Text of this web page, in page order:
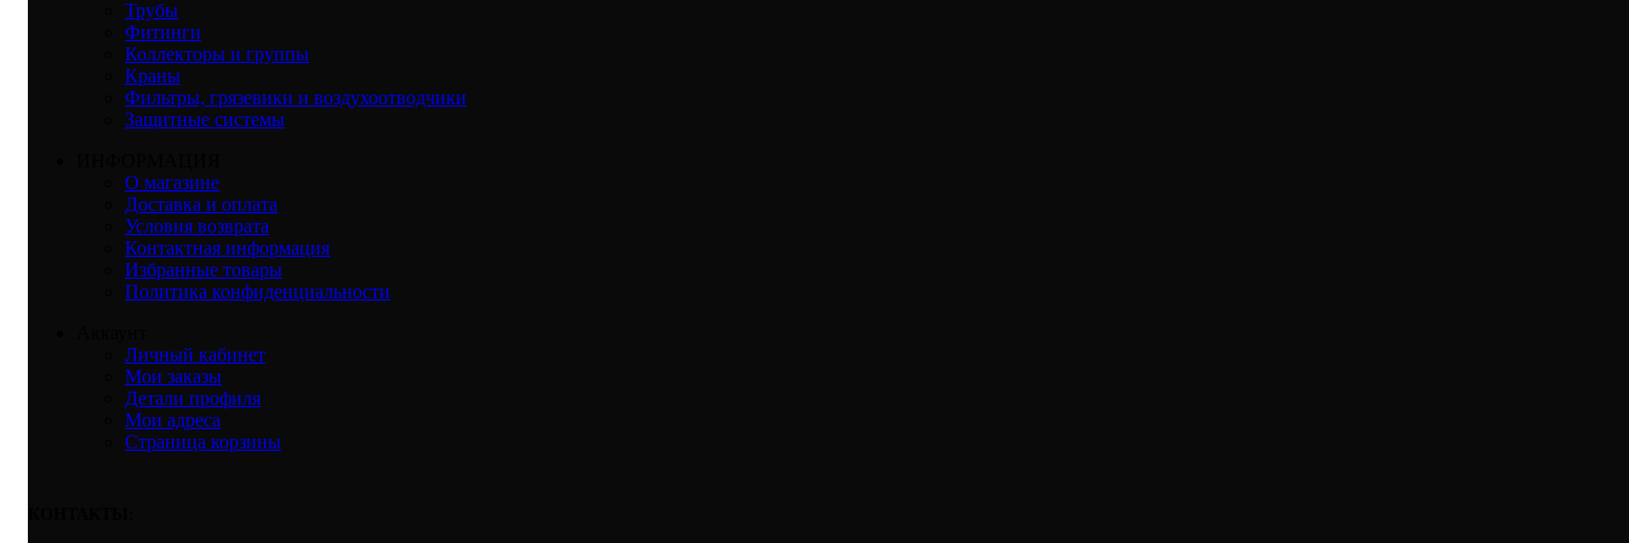
Трубы
Фитинги
Коллекторы и группы
Краны
Фильтры, грязевики и воздухоотводчики
Защитные системы
О магазине
Доставка и оплата
Условия возврата
Контактная информация
Избранные товары
Политика конфиденциальности
Личный кабинет
Мои заказы
Детали профиля
Мои адреса
Страница корзины